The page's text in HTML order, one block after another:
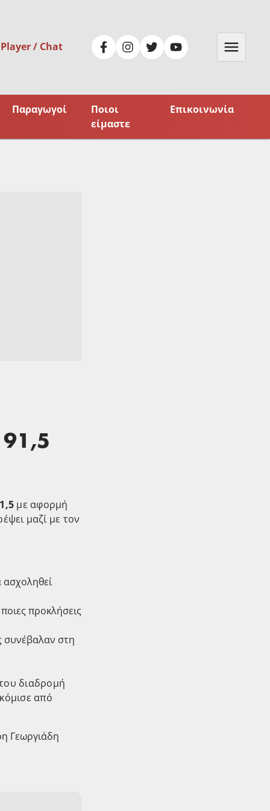
/ Chat
Παραγωγοί
Ποιοι
είμαστε
Επικοινωνία
91,5
με αφορμή
μαζί με τον
ασχοληθεί
προκλήσεις
συνέβαλαν στη
διαδρομή
από
Γεωργιάδη